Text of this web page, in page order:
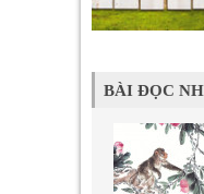
BÀI ĐỌC